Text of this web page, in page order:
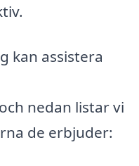
kan assistera
nedan listar vi
de erbjuder: